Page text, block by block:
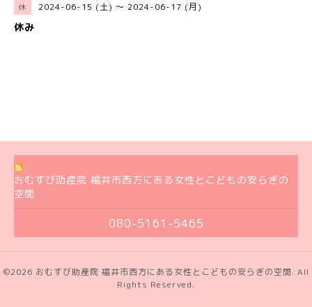
休 2024-06-15 (土) ～ 2024-06-17 (月)
休み
おむすび助産院 福井市西方にある女性とこどもの安らぎの
空間
080-5161-5465
©2026 おむすび助産院 福井市西方にある女性とこどもの安らぎの空間. All
Rights Reserved.